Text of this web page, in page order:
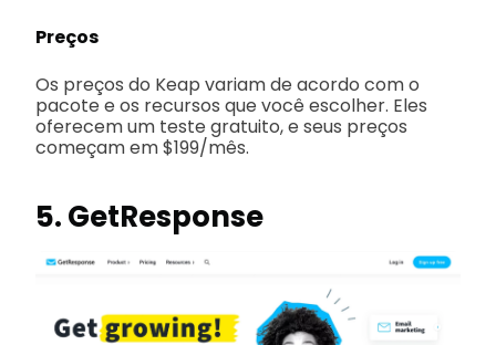
Preços
Os preços do Keap variam de acordo com o
pacote e os recursos que você escolher. Eles
oferecem um teste gratuito, e seus preços
começam em $199/mês.
5. GetResponse